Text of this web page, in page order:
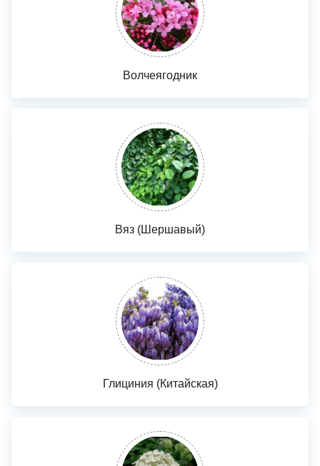
Волчеягодник
Вяз (Шершавый)
Глициния (Китайская)